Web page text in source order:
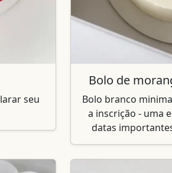
seu
Bolo de
Bolo branco
a inscrição - uma
datas